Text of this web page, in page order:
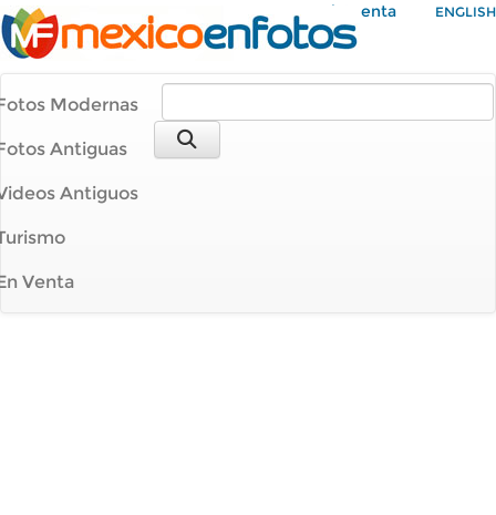
Mi Cuenta ENGLISH
Modernas
Antiguas
Antiguos
Venta